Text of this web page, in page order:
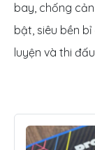
bay, chống
bật, siêu bền
luyện và thi